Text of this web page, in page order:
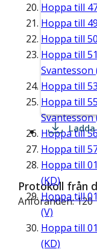
Hoppa till
Hoppa till
Hoppa till
Hoppa till
Svantesson
Hoppa till
Hoppa till
Svantesson
Hoppa till
Hoppa till
Hoppa till
(KD)
Hoppa till
(V)
Hoppa till
(KD)
Protokoll från
Anföranden: 120